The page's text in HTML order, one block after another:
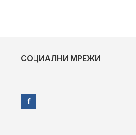
СОЦИАЛНИ МРЕЖИ